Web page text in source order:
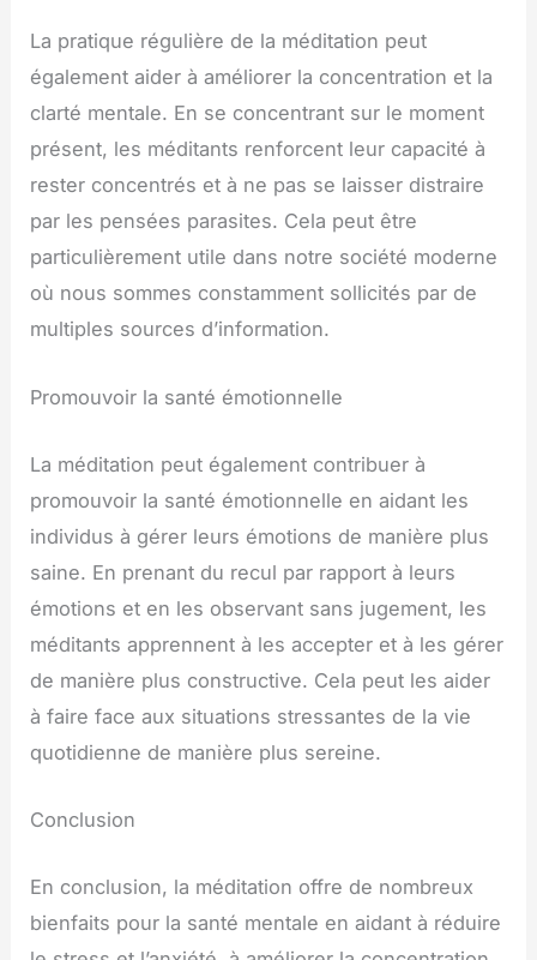
La pratique régulière de la méditation peut
également aider à améliorer la concentration et la
clarté mentale. En se concentrant sur le moment
présent, les méditants renforcent leur capacité à
rester concentrés et à ne pas se laisser distraire
par les pensées parasites. Cela peut être
particulièrement utile dans notre société moderne
où nous sommes constamment sollicités par de
multiples sources d’information.
Promouvoir la santé émotionnelle
La méditation peut également contribuer à
promouvoir la santé émotionnelle en aidant les
individus à gérer leurs émotions de manière plus
saine. En prenant du recul par rapport à leurs
émotions et en les observant sans jugement, les
méditants apprennent à les accepter et à les gérer
de manière plus constructive. Cela peut les aider
à faire face aux situations stressantes de la vie
quotidienne de manière plus sereine.
Conclusion
En conclusion, la méditation offre de nombreux
bienfaits pour la santé mentale en aidant à réduire